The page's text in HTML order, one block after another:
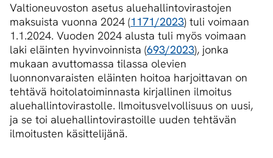
Valtioneuvoston asetus aluehallintovirastojen
maksuista vuonna 2024 (1171/2023) tuli voimaan
1.1.2024. Vuoden 2024 alusta tuli myös voimaan
laki eläinten hyvinvoinnista (693/2023), jonka
mukaan avuttomassa tilassa olevien
luonnonvaraisten eläinten hoitoa harjoittavan on
tehtävä hoitolatoiminnasta kirjallinen ilmoitus
aluehallintovirastolle. Ilmoitusvelvollisuus on uusi,
ja se toi aluehallintovirastoille uuden tehtävän
ilmoitusten käsittelijänä.